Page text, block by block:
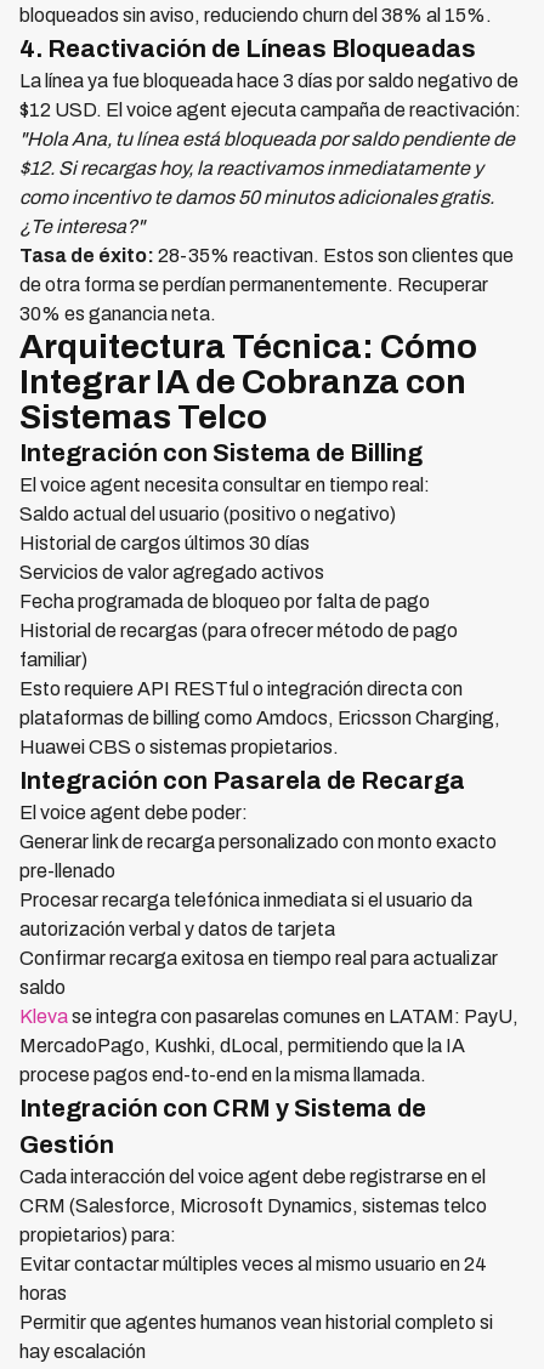
bloqueados sin aviso, reduciendo churn del 38% al 15%.
4. Reactivación de Líneas Bloqueadas
La línea ya fue bloqueada hace 3 días por saldo negativo de
$12 USD. El voice agent ejecuta campaña de reactivación:
"Hola Ana, tu línea está bloqueada por saldo pendiente de
$12. Si recargas hoy, la reactivamos inmediatamente y
como incentivo te damos 50 minutos adicionales gratis.
¿Te interesa?"
Tasa de éxito: 28-35% reactivan. Estos son clientes que
de otra forma se perdían permanentemente. Recuperar
30% es ganancia neta.
Arquitectura Técnica: Cómo
Integrar IA de Cobranza con
Sistemas Telco
Integración con Sistema de Billing
El voice agent necesita consultar en tiempo real:
Saldo actual del usuario (positivo o negativo)
Historial de cargos últimos 30 días
Servicios de valor agregado activos
Fecha programada de bloqueo por falta de pago
Historial de recargas (para ofrecer método de pago
familiar)
Esto requiere API RESTful o integración directa con
plataformas de billing como Amdocs, Ericsson Charging,
Huawei CBS o sistemas propietarios.
Integración con Pasarela de Recarga
El voice agent debe poder:
Generar link de recarga personalizado con monto exacto
pre-llenado
Procesar recarga telefónica inmediata si el usuario da
autorización verbal y datos de tarjeta
Confirmar recarga exitosa en tiempo real para actualizar
saldo
Klevase integra con pasarelas comunes en LATAM: PayU,
MercadoPago, Kushki, dLocal, permitiendo que la IA
procese pagos end-to-end en la misma llamada.
Integración con CRM y Sistema de
Gestión
Cada interacción del voice agent debe registrarse en el
CRM (Salesforce, Microsoft Dynamics, sistemas telco
propietarios) para:
Evitar contactar múltiples veces al mismo usuario en 24
horas
Permitir que agentes humanos vean historial completo si
hay escalación